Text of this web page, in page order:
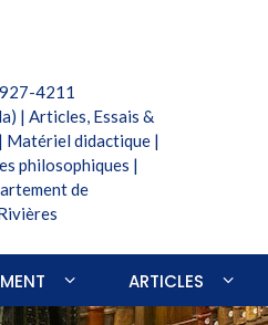
4211
| Articles, Essais &
Matériel didactique |
philosophiques |
de
ARTICLES